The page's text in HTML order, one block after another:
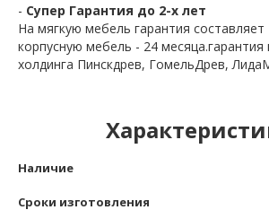
- Супер Гарантия до 2-х лет
На мягкую мебель гарантия составляет
корпусную мебель - 24 месяца.гарантия
холдинга Пинскдрев, ГомельДрев,
Наличие
Сроки изготовления